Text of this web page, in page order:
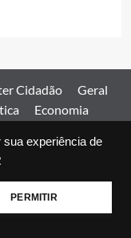
experiência de
PERMITIR
Cidadão
Geral
Economia
Home
direitos reservados.